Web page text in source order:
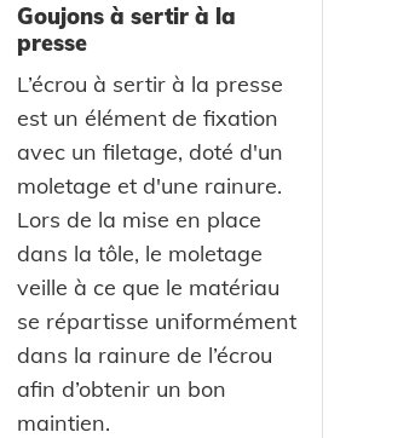
Goujons à sertir à la
presse
L’écrou à sertir à la presse
est un élément de fixation
avec un filetage, doté d'un
moletage et d'une rainure.
Lors de la mise en place
dans la tôle, le moletage
veille à ce que le matériau
se répartisse uniformément
dans la rainure de l’écrou
afin d’obtenir un bon
maintien.